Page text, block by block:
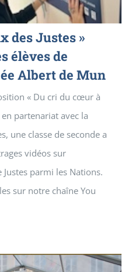
des Justes »
élèves de
Albert de Mun
« Du cri du cœur à
partenariat avec la
une classe de seconde a
vidéos sur
parmi les Nations.
sur notre chaîne You